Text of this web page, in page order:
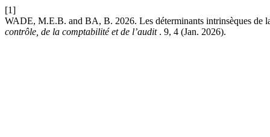
[1]
WADE, M.E.B. and BA, B. 2026. Les déterminants intrinsèques de
contrôle, de la comptabilité et de l’audit . 9, 4 (Jan. 2026).